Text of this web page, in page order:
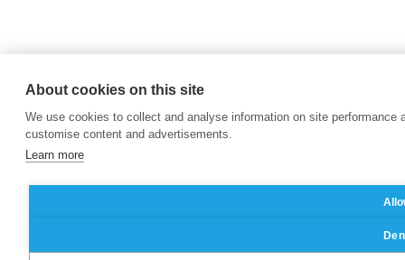
About cookies on this site
We use cookies to collect and analyse information on site
customise content and advertisements.
Learn more